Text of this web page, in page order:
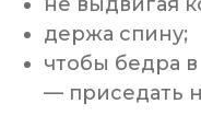
держа спину;
чтобы бедра
— приседать